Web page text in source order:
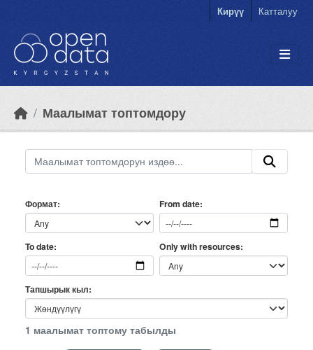
Кирүү Катталуу
Маалымат топтомдору
Формат From date
To date Only with resources
Тапшырык кыл
1 маалымат топтому табылды